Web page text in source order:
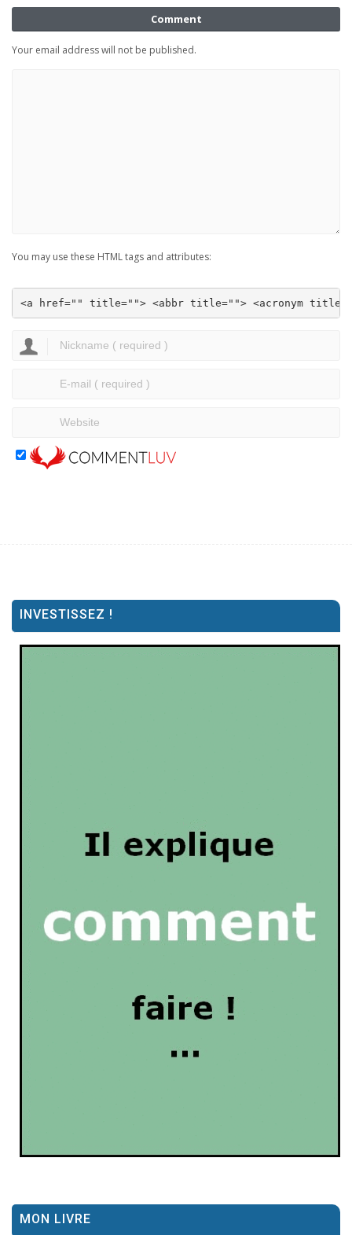
Comment
Your email address will not be published.
You may use these HTML tags and attributes:
<a href="" title=""> <abbr title=""> <acronym
INVESTISSEZ !
MON LIVRE